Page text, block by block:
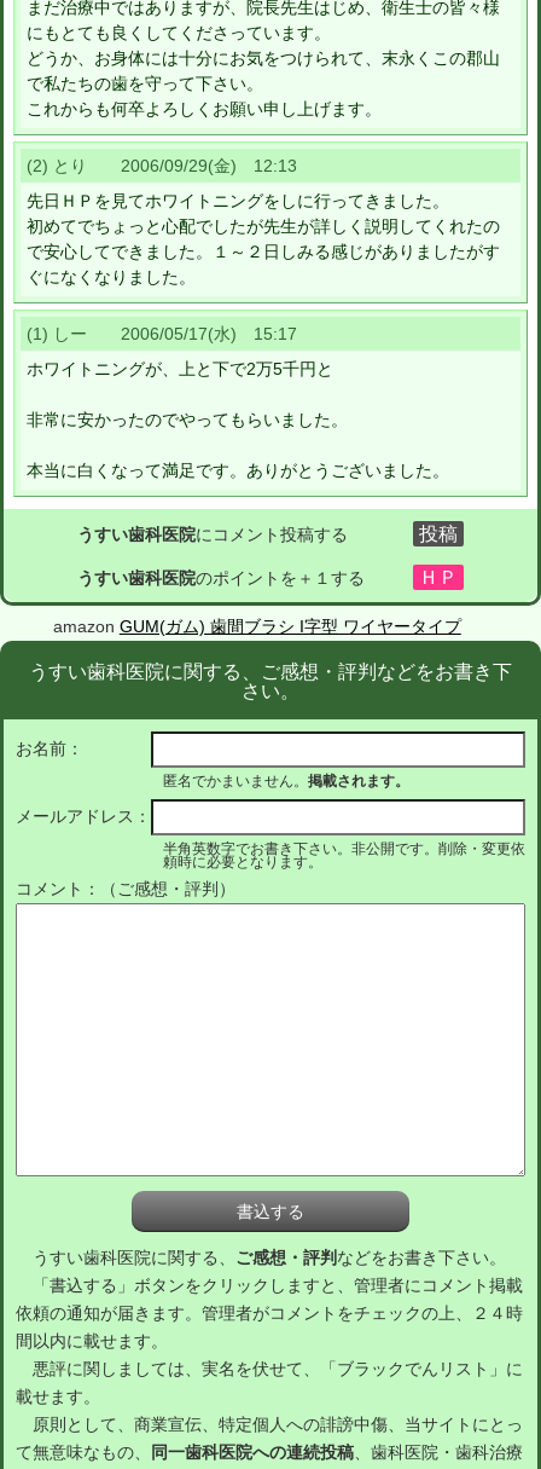
まだ治療中ではありますが、院長先生はじめ、衛生士の皆々様
にもとても良くしてくださっています。
どうか、お身体には十分にお気をつけられて、末永くこの郡山
で私たちの歯を守って下さい。
これからも何卒よろしくお願い申し上げます。
(2) とり 2006/09/29(金) 12:13
先日ＨＰを見てホワイトニングをしに行ってきました。
初めてでちょっと心配でしたが先生が詳しく説明してくれたの
で安心してできました。１～２日しみる感じがありましたがす
ぐになくなりました。
(1) しー 2006/05/17(水) 15:17
ホワイトニングが、上と下で2万5千円と
非常に安かったのでやってもらいました。
本当に白くなって満足です。ありがとうございました。
うすい歯科医院にコメント投稿する
うすい歯科医院のポイントを＋１する
amazon GUM(ガム) 歯間ブラシ I字型 ワイヤータイプ
うすい歯科医院に関する、ご感想・評判などをお書き下
さい。
お名前：
匿名でかまいません。 掲載されます。
メールアドレス：
半角英数字でお書き下さい。非公開です。削除・変更依
頼時に必要となります。
コメント：（ご感想・評判）
うすい歯科医院に関する、 ご感想・評判 などをお書き下さい。
「書込する」ボタンをクリックしますと、管理者にコメント掲載
依頼の通知が届きます。管理者がコメントをチェックの上、２４時
間以内に載せます。
悪評に関しましては、実名を伏せて、「ブラックでんリスト」に
載せます。
原則として、商業宣伝、特定個人への誹謗中傷、当サイトにとっ
て無意味なもの、
同一歯科医院への連続投稿、歯科医院・歯科治療